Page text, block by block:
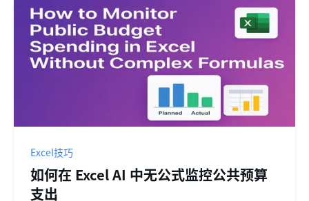
Excel技巧
如何在 Excel AI 中无公式监控公共预算
支出